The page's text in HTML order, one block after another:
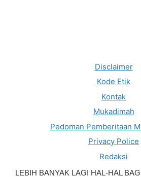
Disclaimer
Kode Etik
Kontak
Mukadimah
Pedoman Pemberitaan
Privacy Police
Redaksi